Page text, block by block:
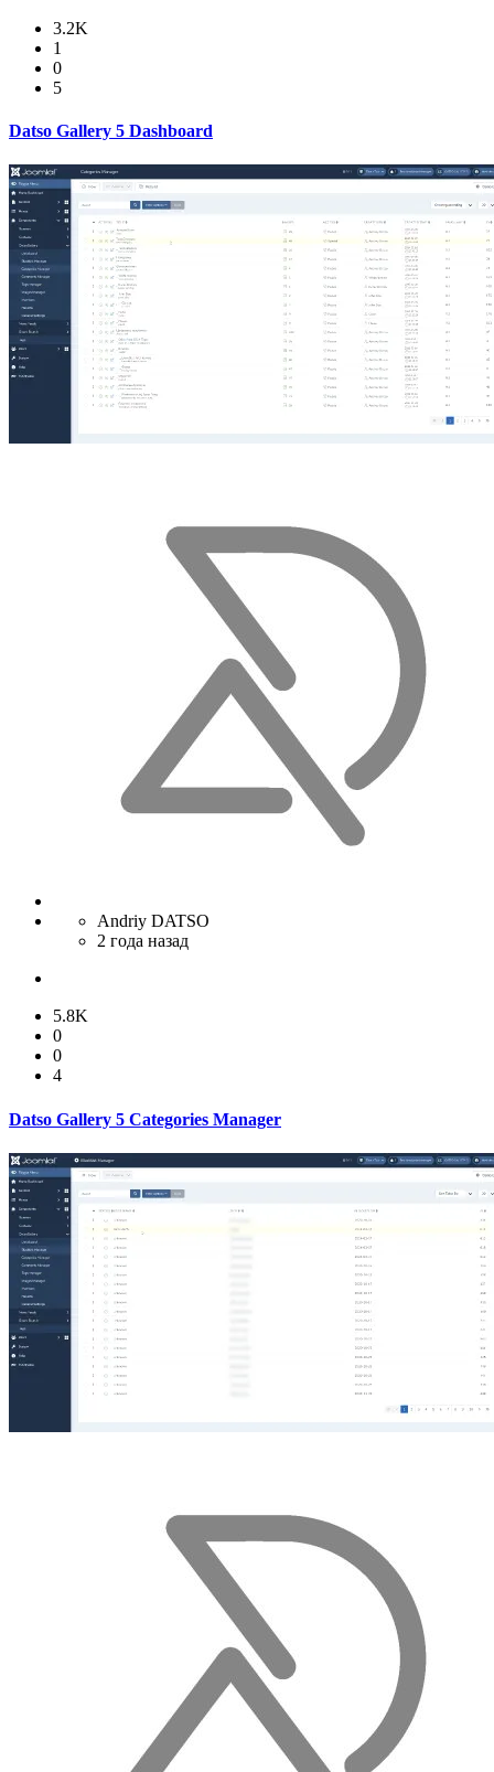
3.2K
1
0
5
Datso Gallery 5 Dashboard
Andriy DATSO
2 года назад
5.8K
0
0
4
Datso Gallery 5 Categories Manager